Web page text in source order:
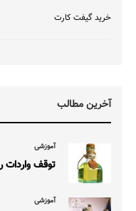
خرید گیفت کارت
آخرین مطالب
آموزشی
توقف واردات
آموزشی